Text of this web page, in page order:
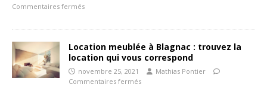
Commentaires fermés
Location meublée à Blagnac : trouvez la
location qui vous correspond
novembre 25, 2021
Mathias Pontier
Commentaires fermés